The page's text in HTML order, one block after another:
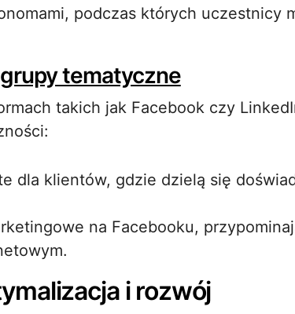
podczas których uczestnicy
tematyczne
takich jak Facebook czy
dla klientów, gdzie dzielą się
na Facebooku,
i rozwój